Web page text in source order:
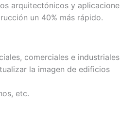
arquitectónicos y
un 40% más rápido.
comerciales e
la imagen de edificios
etc.